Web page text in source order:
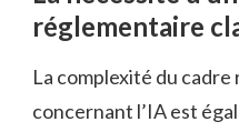
réglementaire
La complexité du
concernant l’IA est